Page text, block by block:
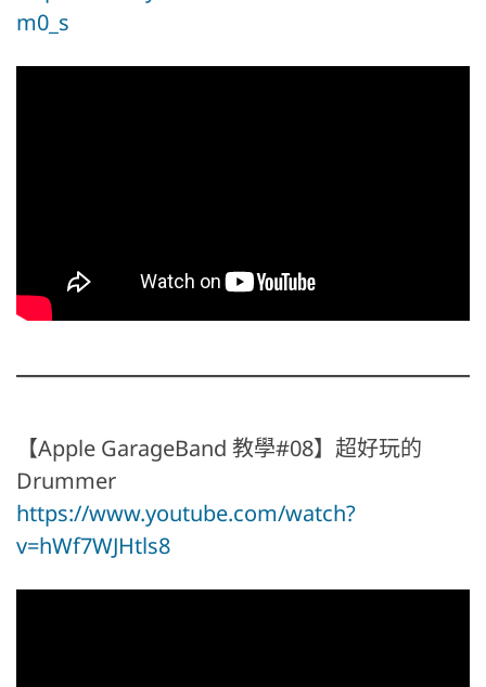
m0_s
【Apple GarageBand 教學#08】超好玩的
Drummer
https://www.youtube.com/watch?
v=hWf7WJHtls8